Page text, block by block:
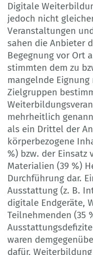
Digitale
jedoch nicht
Veranstaltungen
sahen die Anbieter
Begegnung vor Ort
stimmten dem zu
mangelnde
Zielgruppen
mehrheitlich
als ein Drittel der
körperbezogene
%) bzw. der Einsatz
Materialien (39 %)
Durchführung dar.
Ausstattung (z. B.
digitale Endgeräte,
Teilnehmenden (35
waren
dafür,